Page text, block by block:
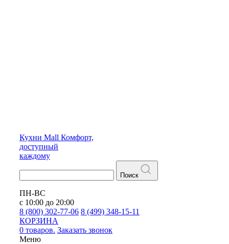
Кухни Mall Комфорт,
доступный
каждому
Поиск
ПН-ВС
с 10:00 до 20:00
8 (800) 302-77-06 8 (499) 348-15-11
КОРЗИНА
0 товаров. Заказать звонок
Меню